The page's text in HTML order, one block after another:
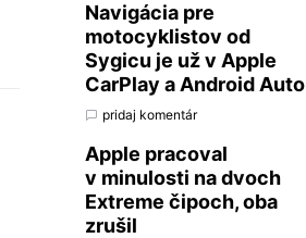
Navigácia pre
motocyklistov od
Sygicu je už v Apple
CarPlay a Android Auto
pridaj komentár
Apple pracoval
v minulosti na dvoch
Extreme čipoch, oba
zrušil